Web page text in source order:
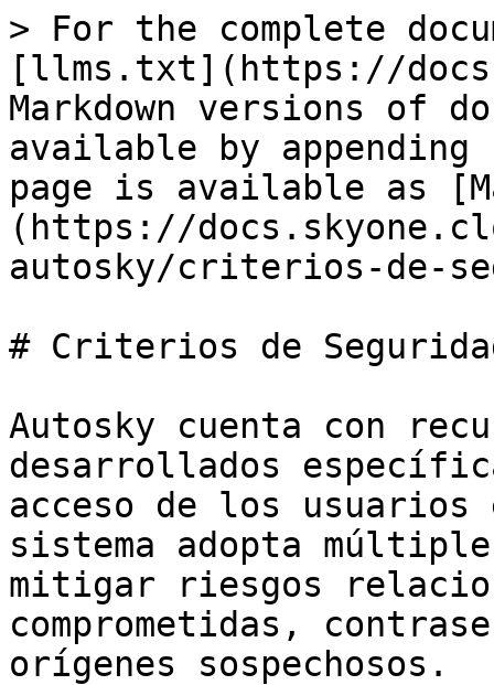
> For the complete
[llms.txt](https://
Markdown versions of
available by
page is available as
(https://
autosky/criterios-de-
# Criterios de
Autosky cuenta con
desarrollados
acceso de los
sistema adopta
mitigar riesgos
comprometidas,
orígenes sospechosos.